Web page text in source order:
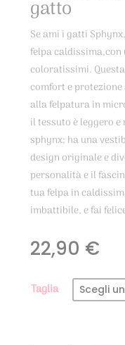
gatto
Se ami i gatti
felpa
coloratissimi.
comfort e
alla felpatura in
il tessuto è leggero
sphynx; ha una
design originale e
personalità e il
tua felpa in
imbattibile, e fai
22,90 €
Taglia